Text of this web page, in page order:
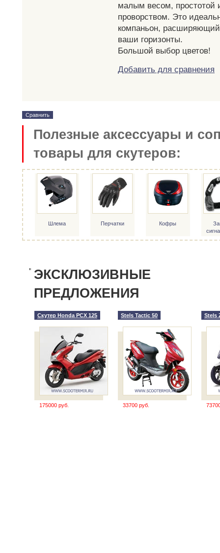
малым весом, простотой
проворством. Это
компаньон, расширяющий
ваши горизонты.
Большой выбор цветов!
Добавить для сравнения
Сравнить
Полезные аксессуары и
товары для скутеров:
Шлема Перчатки Кофры
ЭКСКЛЮЗИВНЫЕ
ПРЕДЛОЖЕНИЯ
Скутер Honda PCX 125
175000 руб.
Stels Tactic 50
33700 руб.
Stels